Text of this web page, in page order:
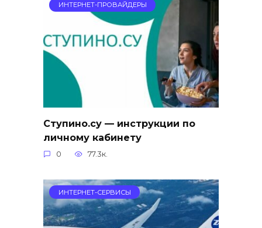
ИНТЕРНЕТ-ПРОВАЙДЕРЫ
Ступино.су — инструкции по
личному кабинету
0 77.3к.
ИНТЕРНЕТ-СЕРВИСЫ